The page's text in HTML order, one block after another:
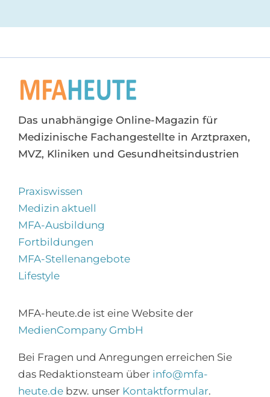
Das unabhängige Online-Magazin für
Medizinische Fachangestellte in Arztpraxen,
MVZ, Kliniken und Gesundheitsindustrien
Praxiswissen
Medizin aktuell
MFA-Ausbildung
Fortbildungen
MFA-Stellenangebote
Lifestyle
MFA-heute.de ist eine Website der
MedienCompany GmbH
Bei Fragen und Anregungen erreichen Sie
das Redaktionsteam über info@mfa-
heute.debzw. unser Kontaktformular.
Abonnieren Sie den